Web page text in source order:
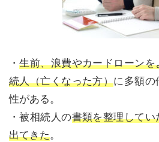
・生前、浪費やカードローン
続人（亡くなった方）に多額の
性がある。
・被相続人の書類を整理して
出てきた。